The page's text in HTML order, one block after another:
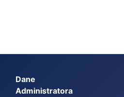
Dane
Administratora